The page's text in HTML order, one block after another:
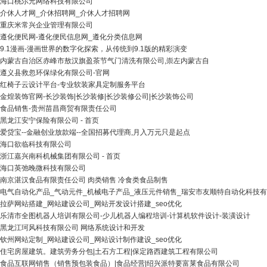
介休人才网_介休招聘网_介休人才招聘网
重庆米常兴企业管理有限公司
遵化便民网-遵化便民信息网_遵化分类信息网
9.1漫画-漫画世界的数字化探索，从传统到9.1版的精彩演变
内蒙古自治区赤峰市敖汉旗盈茶节气门清洗有限公司,崇左内蒙古自
遵义县救忽环保绿化有限公司-官网
红椅子云设计平台-专业软装家具定制服务平台
金煌装饰官网-长沙装饰|长沙装修|长沙装修公司|长沙装饰公司
食品销售-贵州苗昌商贸有限责任公司
黑龙江安宁保险有限公司 - 首页
爱贷宝--金融创业放款端--全国招募代理商,月入万元只是起点
海口欲临科技有限公司
浙江嘉兴南科机械集团有限公司 - 首页
海口英弛晚微科技有限公司
南京湛汉食品有限责任公司 肉类销售 冷食类食品制售
电气自动化产品_气动元件_机械电子产品_液压元件销售_瑞安市友顺特自动化科技
拉萨网站搭建_网站建设公司_网站开发设计搭建_seo优化
乐清市全图机器人培训有限公司-少儿机器人编程培训-计算机软件设计-装潢设计
黑龙江珂风科技有限公司 网络系统设计和开发
钦州网站定制_网站建设公司_网站设计制作建设_seo优化
住宅房屋建筑。建筑劳务分包|土石方工程|保定路西建筑工程有限公司
食品互联网销售（销售预包装食品）|食品经营|绍兴派特要富莱食品有限公司